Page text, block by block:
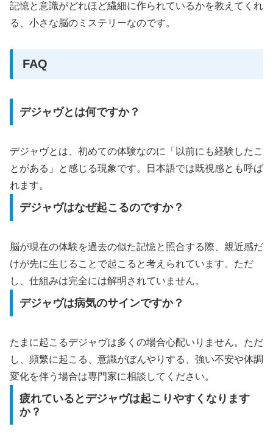
記憶と意識がどれほど繊細に作られているかを教えてくれ
る、小さな脳のミステリーなのです。
FAQ
デジャヴとは何ですか？
デジャヴとは、初めての体験なのに「以前にも経験したこ
とがある」と感じる現象です。日本語では既視感とも呼ば
れます。
デジャヴはなぜ起こるのですか？
脳が現在の体験を過去の似た記憶と照合する際、親近感だ
けが先に生じることで起こると考えられています。ただ
し、仕組みは完全には解明されていません。
デジャヴは病気のサインですか？
たまに起こるデジャヴは多くの場合心配いりません。ただ
し、頻繁に起こる、意識がぼんやりする、強い不安や体調
変化を伴う場合は専門家に相談してください。
疲れているとデジャヴは起こりやすくなります
か？